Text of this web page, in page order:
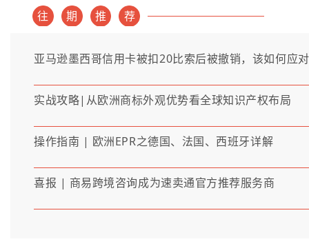
往 期 推 荐
亚马逊墨西哥信用卡被扣20比索后被撤销，该如何应
实战攻略|从欧洲商标外观优势看全球知识产权布局
操作指南 | 欧洲EPR之德国、法国、西班牙详解
喜报 | 商易跨境咨询成为速卖通官方推荐服务商